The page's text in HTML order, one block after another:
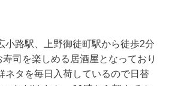
小路駅、上野御徒町駅から徒歩2分
司を楽しめる居酒屋となっており
ネタを毎日入荷しているので日替